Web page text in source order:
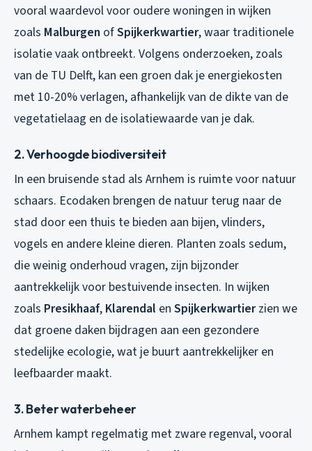
vooral waardevol voor oudere woningen in wijken
zoals Malburgen ofSpijkerkwartier, waar traditionele
isolatie vaak ontbreekt. Volgens onderzoeken, zoals
van de TU Delft, kan een groen dak je energiekosten
met 10-20% verlagen, afhankelijk van de dikte van de
vegetatielaag en de isolatiewaarde van je dak.
2. Verhoogde biodiversiteit
In een bruisende stad als Arnhem is ruimte voor natuur
schaars. Ecodaken brengen de natuur terug naar de
stad door een thuis te bieden aan bijen, vlinders,
vogels en andere kleine dieren. Planten zoals sedum,
die weinig onderhoud vragen, zijn bijzonder
aantrekkelijk voor bestuivende insecten. In wijken
zoals Presikhaaf, Klarendal en Spijkerkwartierzien we
dat groene daken bijdragen aan een gezondere
stedelijke ecologie, wat je buurt aantrekkelijker en
leefbaarder maakt.
3. Beter waterbeheer
Arnhem kampt regelmatig met zware regenval, vooral